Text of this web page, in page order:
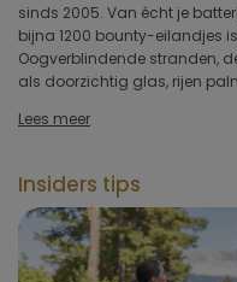
sinds 2005. Van écht je
bijna 1200 bounty-eilandjes
Oogverblindende stranden,
als doorzichtig glas, rijen
waarvan er ongeveer 100
bestemming voor toerisme.
associëren met luxe,
wellnessbestemming voor
Lees meer
Insiders tips
Type hotel
Hotelfaciliteiten
Restaurant & keuken
Wellness & spa